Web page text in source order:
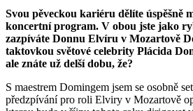
Svou pěveckou kariéru dělíte úspěšně
koncertní program. V obou jste jako
zazpíváte Donnu Elvíru v Mozartově
taktovkou světové celebrity Plácida
ale znáte už delší dobu, že?
S maestrem Domingem jsem se osobně
předzpívání pro roli Elviry v Mozartově